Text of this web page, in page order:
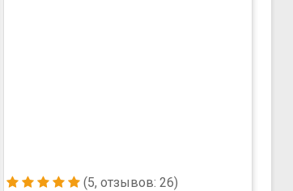
(5, отзывов: 26)